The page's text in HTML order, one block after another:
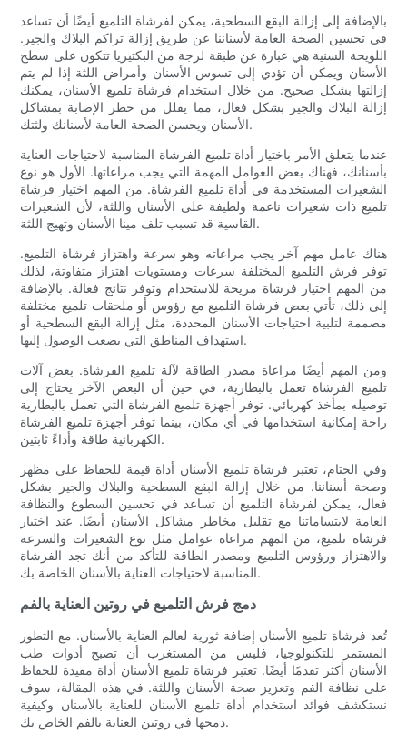
بالإضافة إلى إزالة البقع السطحية، يمكن لفرشاة التلميع أيضًا أن تساعد
في تحسين الصحة العامة لأسناننا عن طريق إزالة تراكم البلاك والجير.
اللويحة السنية هي عبارة عن طبقة لزجة من البكتيريا تتكون على سطح
الأسنان ويمكن أن تؤدي إلى تسوس الأسنان وأمراض اللثة إذا لم يتم
إزالتها بشكل صحيح. من خلال استخدام فرشاة تلميع الأسنان، يمكنك
إزالة البلاك والجير بشكل فعال، مما يقلل من خطر الإصابة بمشاكل
الأسنان ويحسن الصحة العامة لأسنانك ولثتك.
عندما يتعلق الأمر باختيار أداة تلميع الفرشاة المناسبة لاحتياجات العناية
بأسنانك، فهناك بعض العوامل المهمة التي يجب مراعاتها. الأول هو نوع
الشعيرات المستخدمة في أداة تلميع الفرشاة. من المهم اختيار فرشاة
تلميع ذات شعيرات ناعمة ولطيفة على الأسنان واللثة، لأن الشعيرات
القاسية قد تسبب تلف مينا الأسنان وتهيج اللثة.
هناك عامل مهم آخر يجب مراعاته وهو سرعة واهتزاز فرشاة التلميع.
توفر فرش التلميع المختلفة سرعات ومستويات اهتزاز متفاوتة، لذلك
من المهم اختيار فرشاة مريحة للاستخدام وتوفر نتائج فعالة. بالإضافة
إلى ذلك، تأتي بعض فرشاة التلميع مع رؤوس أو ملحقات تلميع مختلفة
مصممة لتلبية احتياجات الأسنان المحددة، مثل إزالة البقع السطحية أو
استهداف المناطق التي يصعب الوصول إليها.
ومن المهم أيضًا مراعاة مصدر الطاقة لآلة تلميع الفرشاة. بعض آلات
تلميع الفرشاة تعمل بالبطارية، في حين أن البعض الآخر يحتاج إلى
توصيله بمأخذ كهربائي. توفر أجهزة تلميع الفرشاة التي تعمل بالبطارية
راحة إمكانية استخدامها في أي مكان، بينما توفر أجهزة تلميع الفرشاة
الكهربائية طاقة وأداءً ثابتين.
وفي الختام، تعتبر فرشاة تلميع الأسنان أداة قيمة للحفاظ على مظهر
وصحة أسناننا. من خلال إزالة البقع السطحية والبلاك والجير بشكل
فعال، يمكن لفرشاة التلميع أن تساعد في تحسين السطوع والنظافة
العامة لابتساماتنا مع تقليل مخاطر مشاكل الأسنان أيضًا. عند اختيار
فرشاة تلميع، من المهم مراعاة عوامل مثل نوع الشعيرات والسرعة
والاهتزاز ورؤوس التلميع ومصدر الطاقة للتأكد من أنك تجد الفرشاة
المناسبة لاحتياجات العناية بالأسنان الخاصة بك.
دمج فرش التلميع في روتين العناية بالفم
تُعد فرشاة تلميع الأسنان إضافة ثورية لعالم العناية بالأسنان. مع التطور
المستمر للتكنولوجيا، فليس من المستغرب أن تصبح أدوات طب
الأسنان أكثر تقدمًا أيضًا. تعتبر فرشاة تلميع الأسنان أداة مفيدة للحفاظ
على نظافة الفم وتعزيز صحة الأسنان واللثة. في هذه المقالة، سوف
نستكشف فوائد استخدام أداة تلميع الأسنان للعناية بالأسنان وكيفية
دمجها في روتين العناية بالفم الخاص بك.